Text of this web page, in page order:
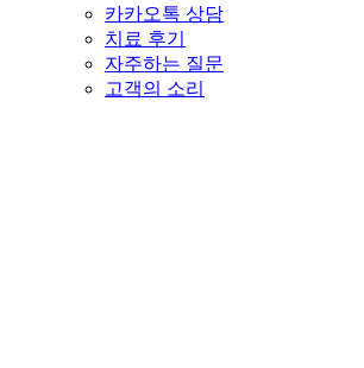
카카오톡 상담
치료 후기
자주하는 질문
고객의 소리